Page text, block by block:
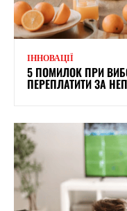
ІННОВАЦІЇ
5 ПОМИЛОК ПРИ
ПЕРЕПЛАТИТИ ЗА